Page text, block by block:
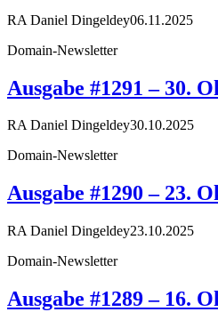
RA Daniel Dingeldey06.11.2025
Domain-Newsletter
Ausgabe #1291 – 30.
RA Daniel Dingeldey30.10.2025
Domain-Newsletter
Ausgabe #1290 – 23.
RA Daniel Dingeldey23.10.2025
Domain-Newsletter
Ausgabe #1289 – 16.